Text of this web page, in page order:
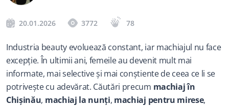
20.01.2026 3772 78
Industria beauty evoluează constant, iar machiajul nu face
excepție. În ultimii ani, femeile au devenit mult mai
informate, mai selective și mai conștiente de ceea ce li se
potrivește cu adevărat. Căutări precum machiaj în
Chișinău, machiaj la nunți, machiaj pentru mirese